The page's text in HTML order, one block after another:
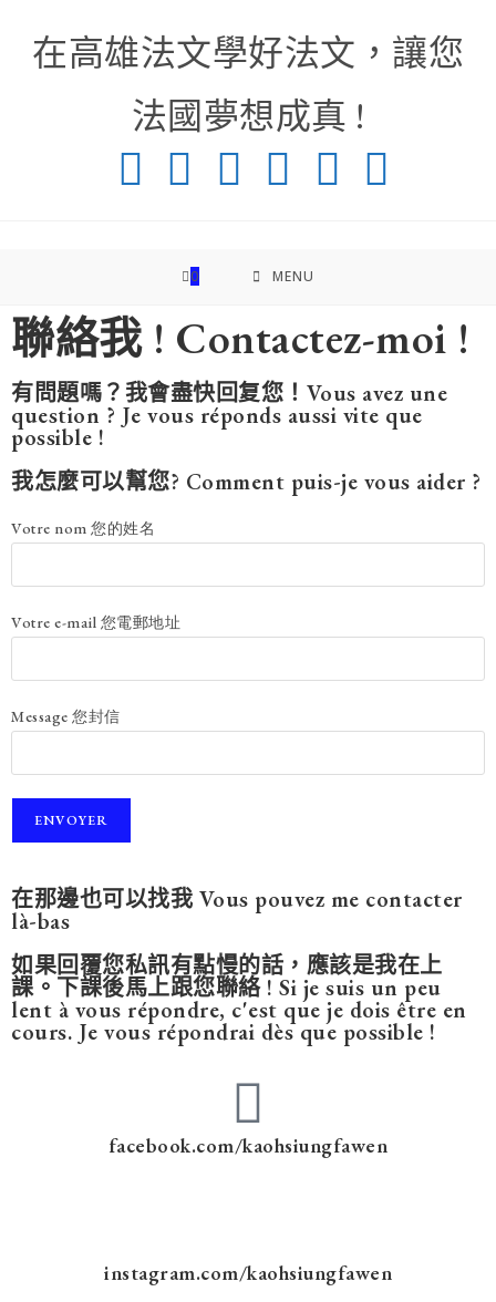
在高雄法文學好法文，讓您
法國夢想成真 !
0 MENU
聯絡我 ! Contactez-moi !
有問題嗎？我會盡快回复您！Vous avez une
question ? Je vous réponds aussi vite que
possible !
我怎麼可以幫您? Comment puis-je vous aider ?
Votre nom 您的姓名
Votre e-mail 您電郵地址
Message 您封信
在那邊也可以找我 Vous pouvez me contacter
là-bas
如果回覆您私訊有點慢的話，應該是我在上
課。下課後馬上跟您聯絡 ! Si je suis un peu
lent à vous répondre, c'est que je dois être en
cours. Je vous répondrai dès que possible !
facebook.com/kaohsiungfawen
instagram.com/kaohsiungfawen